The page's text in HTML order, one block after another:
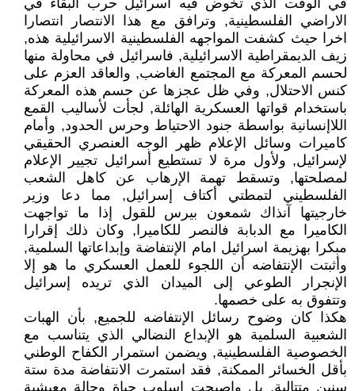
في الوقت الذي تخوض فيه اسرائيل حرب البقاء في
الاراضي الفلسطينية, وترافق مع هذا الانتصار انتصارا
اخرا حيث كشفت المواجهه الفلسطينية الاسرائيلية هذه,
زيف الديمقراطية الاسرائيلية, فاسرائيل في محاولة منها
لحسم المعركة مع المجتمع الغاضب, والعاقد العزم على
كنس الاحتلال, وفي ظل عجزها عن حسم هذه المعركة
باستخدام قواتها العسكرية الهائلة, لجأت لأساليب القمع
اللاإنسانية بواسطة جنود الاحتياط وحرس الحدود, وأمام
كاميرات وسائل الإعلام ظهر الوجه العنصري الحقيقي
لإسرائيل, ولأول مرة لا تستطيع أسرائيل تجيير الإعلام
لمصلحتها, وتسقط تهمة الإرهاب عن كاهل الشعب
الفلسطيني لتمطتي أكتاف إسرائيل, مما دعا وزير
خارجيتها آنذاك شمعون بيرس للقول إذا ما تواجهت
الكاميرا مع الدبابة فالنصر للكاميرا, وكان ذلك إقرارا
مبكرا بهزيمة اسرائيل امام الإنتفاضة وإبداعاتها السلمية,
وأثبتت الإنتفاضه أن اللجوء للعمل العسكري ما هو إلا
الإنجرار الطوعي إلى الميدان الذي تريده إسرائيل
وتتفوق به على خصمها.
هكذا كان وضوح رسائل الإنتفاضه للجميع, بأن الهبات
الشعبية السلمية هو الإبداع النضالي الذي يتناسب مع
الخصوصية الفلسطينية, ويضمن استمرار الكفاح الوطني
بأقل الخسائر الممكنة, فقد استمرت الانتفاضة مدة ستة
سنين متتالية, بل واصبحت اسلوب حياة وحالة معيشية